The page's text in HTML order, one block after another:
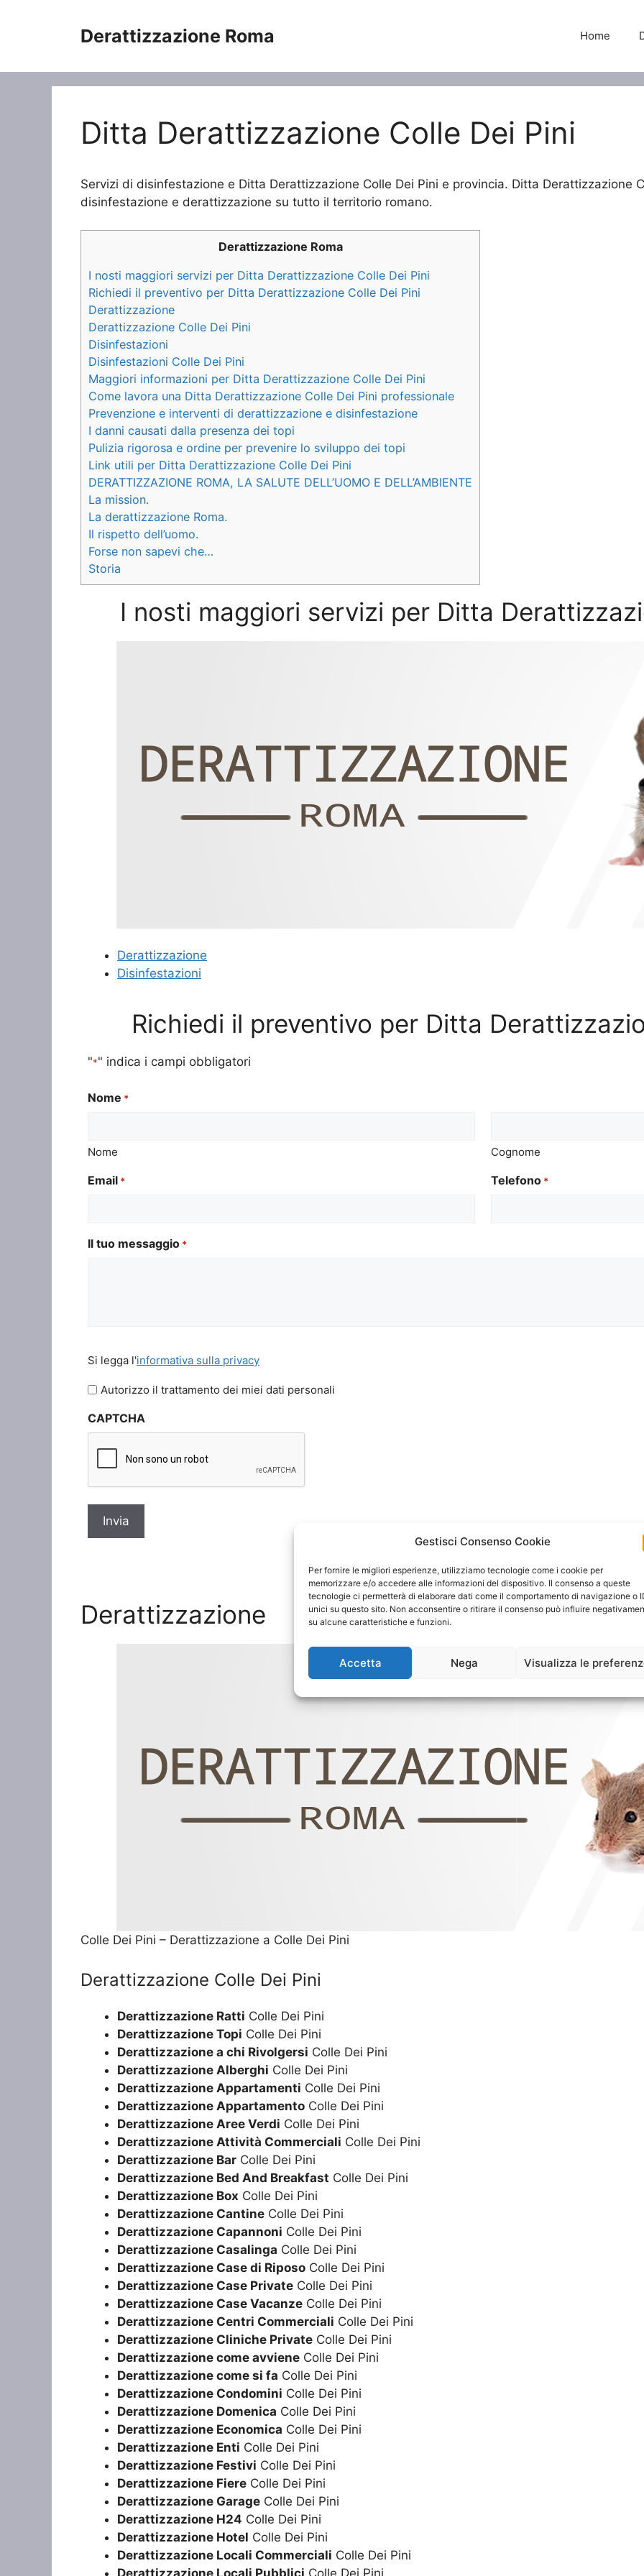
Gestisci Consenso Cookie
Per fornire le migliori esperienze, utilizziamo tecnologie come i cookie per
memorizzare e/o accedere alle informazioni del dispositivo. Il consenso a queste
tecnologie ci permetterà di elaborare dati come il comportamento di navigazione o
unici su questo sito. Non acconsentire o ritirare il consenso può influire
su alcune caratteristiche e funzioni.
Accetta Nega Visualizza le
Derattizzazione Roma Home
Ditta Derattizzazione Colle Dei Pini
Servizi di disinfestazione e Ditta Derattizzazione Colle Dei Pini e provincia. Ditta Derattizzazione
disinfestazione e derattizzazione su tutto il territorio romano.
Derattizzazione Roma
I nosti maggiori servizi per Ditta Derattizzazione Colle Dei Pini
Richiedi il preventivo per Ditta Derattizzazione Colle Dei Pini
Derattizzazione
Derattizzazione Colle Dei Pini
Disinfestazioni
Disinfestazioni Colle Dei Pini
Maggiori informazioni per Ditta Derattizzazione Colle Dei Pini
Come lavora una Ditta Derattizzazione Colle Dei Pini professionale
Prevenzione e interventi di derattizzazione e disinfestazione
I danni causati dalla presenza dei topi
Pulizia rigorosa e ordine per prevenire lo sviluppo dei topi
Link utili per Ditta Derattizzazione Colle Dei Pini
DERATTIZZAZIONE ROMA, LA SALUTE DELL’UOMO E DELL’AMBIENTE
La mission.
La derattizzazione Roma.
Il rispetto dell’uomo.
Forse non sapevi che…
Storia
I nosti maggiori servizi per Ditta
Derattizzazione
Disinfestazioni
Richiedi il preventivo per Ditta
"*" indica i campi obbligatori
Nome *
Nome Cognome
Email * Telefono *
Il tuo messaggio *
legga
l'informativa
privacy
Si legga l'informativa sulla privacy
Autorizzo il trattamento dei miei dati personali
CAPTCHA
Derattizzazione
Colle Dei Pini – Derattizzazione a Colle Dei Pini
Derattizzazione Colle Dei Pini
Derattizzazione Ratti Colle Dei Pini
Derattizzazione Topi Colle Dei Pini
Derattizzazione a chi Rivolgersi Colle Dei Pini
Derattizzazione Alberghi Colle Dei Pini
Derattizzazione Appartamenti Colle Dei Pini
Derattizzazione Appartamento Colle Dei Pini
Derattizzazione Aree Verdi Colle Dei Pini
Derattizzazione Attività Commerciali Colle Dei Pini
Derattizzazione Bar Colle Dei Pini
Derattizzazione Bed And Breakfast Colle Dei Pini
Derattizzazione Box Colle Dei Pini
Derattizzazione Cantine Colle Dei Pini
Derattizzazione Capannoni Colle Dei Pini
Derattizzazione Casalinga Colle Dei Pini
Derattizzazione Case di Riposo Colle Dei Pini
Derattizzazione Case Private Colle Dei Pini
Derattizzazione Case Vacanze Colle Dei Pini
Derattizzazione Centri Commerciali Colle Dei Pini
Derattizzazione Cliniche Private Colle Dei Pini
Derattizzazione come avviene Colle Dei Pini
Derattizzazione come si fa Colle Dei Pini
Derattizzazione Condomini Colle Dei Pini
Derattizzazione Domenica Colle Dei Pini
Derattizzazione Economica Colle Dei Pini
Derattizzazione Enti Colle Dei Pini
Derattizzazione Festivi Colle Dei Pini
Derattizzazione Fiere Colle Dei Pini
Derattizzazione Garage Colle Dei Pini
Derattizzazione H24 Colle Dei Pini
Derattizzazione Hotel Colle Dei Pini
Derattizzazione Locali Commerciali Colle Dei Pini